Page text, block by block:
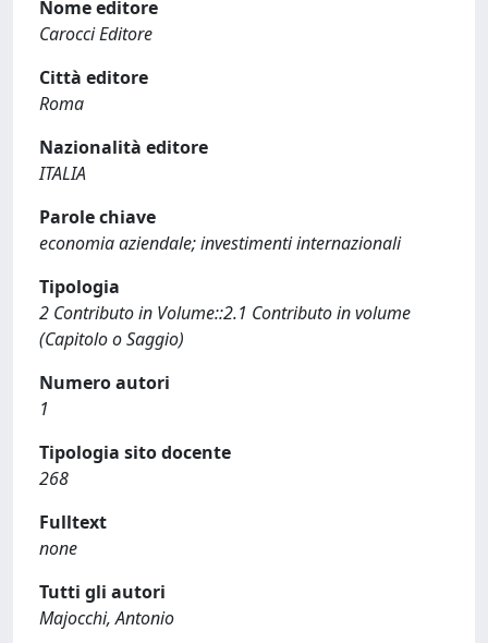
Nome editore
Carocci Editore
Città editore
Roma
Nazionalità editore
ITALIA
Parole chiave
economia aziendale; investimenti internazionali
Tipologia
2 Contributo in Volume::2.1 Contributo in volume
(Capitolo o Saggio)
Numero autori
1
Tipologia sito docente
268
Fulltext
none
Tutti gli autori
Majocchi, Antonio